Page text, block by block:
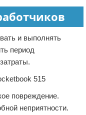
и выполнять
период
повреждение.
неприятности.